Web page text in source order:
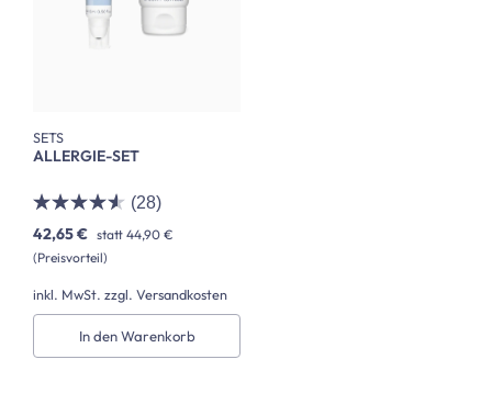
SETS
ALLERGIE-SET
(28)
42,65 € statt 44,90 €
(Preisvorteil)
inkl. MwSt. zzgl. Versandkosten
In den Warenkorb